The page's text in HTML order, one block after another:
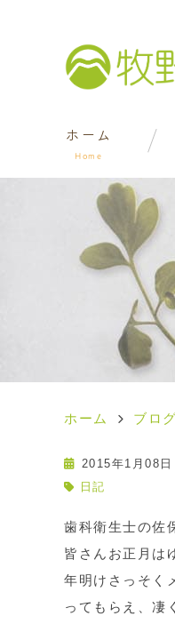
ホーム
Home
ホーム ブログ
2015年1月08日
日記
歯科衛生士の佐
皆さんお正月は
年明けさっそく
ってもらえ、凄